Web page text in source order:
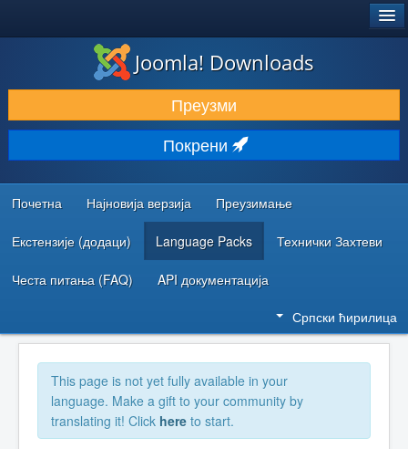
ПРЕУЗИМАЊЕ И ПРОШИРЕЊА (ЕКСТЕНЗИЈЕ)
ОТКРИЈТЕ И НАУЧИТЕ
ЗАЈЕДНИЦА И ПОДРШКА
РЕСУРСИ ЗА РАЗВОЈ
Joomla! Downloads
Преузми
Покрени
Почетна Најновија верзија Преузимање
Екстензије (додаци) Language Packs Технички Захтеви
Честа питања (FAQ) API документација
Српски ћирилица
This page is not yet fully available in your
language. Make a gift to your community by
translating it! Click here to start.